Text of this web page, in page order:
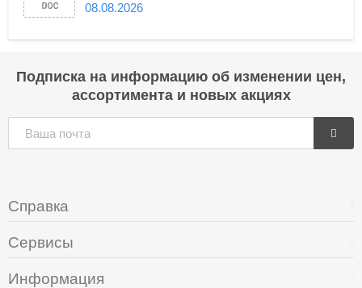
08.08.2026
Подписка на информацию об изменении цен,
ассортимента и новых акциях
Справка
Сервисы
Информация